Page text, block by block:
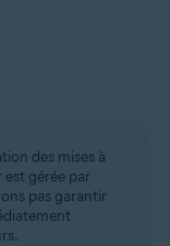
des mises à
est gérée par
pas garantir